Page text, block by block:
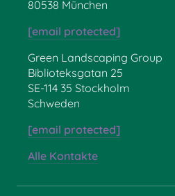
80538 München
[email protected]
Green Landscaping Group
Biblioteksgatan 25
SE-114 35 Stockholm
Schweden
[email protected]
Alle Kontakte